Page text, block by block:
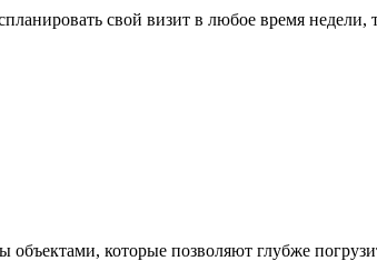
свой визит в любое время недели,
которые позволяют глубже